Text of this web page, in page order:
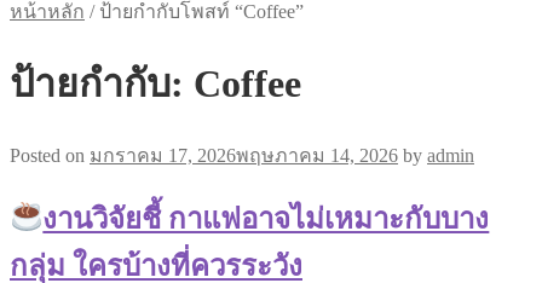
หน้าหลัก / ป้ายกำกับโพสท์ “Coffee”
ป้ายกำกับ: Coffee
Posted on มกราคม 17, 2026พฤษภาคม 14, 2026 by admin
งานวิจัยชี้ กาแฟอาจไม่เหมาะกับบาง
กลุ่ม ใครบ้างที่ควรระวัง